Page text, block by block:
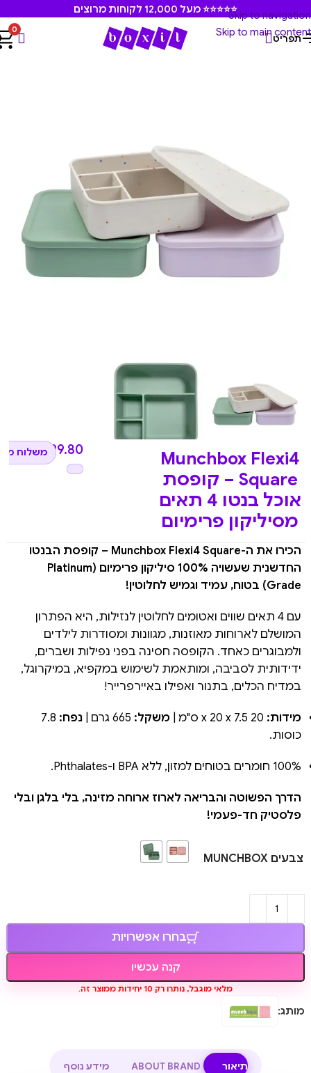
Skip to navigation
Skip to main content
⭐⭐⭐⭐⭐ מעל 12,000 לקוחות מרוצים
תפריט
0
עמוד הבית קופסאות אוכל/קופסאות אוכל לעבודה ולמתבגרים
Munchbox Flexi4
Square – קופסת
אוכל בנטו 4 תאים
מסיליקון פרימיום
₪199.80משלוח
הכירו את ה-Munchbox Flexi4 Square – קופסת הבנטו
החדשנית שעשויה 100% סיליקון פרימיום (Platinum
Grade) בטוח, עמיד וגמיש לחלוטין!
עם 4 תאים שווים ואטומים לחלוטין לנזילות, היא הפתרון
המושלם לארוחות מאוזנות, מגוונות ומסודרות לילדים
ולמבוגרים כאחד. הקופסה חסינה בפני נפילות ושברים,
ידידותית לסביבה, ומותאמת לשימוש במקפיא, במיקרוגל,
במדיח הכלים, בתנור ואפילו באיירפרייר!
מידות: משקל: נפח: 7.8
כוסות.
100% חומרים בטוחים למזון, ללא BPA ו-Phthalates.
הדרך הפשוטה והבריאה לארוז ארוחה מזינה, בלי בלגן ובלי
פלסטיק חד-פעמי!
צבעים MUNCHBOX
בחרו אפשרויות
קנה עכשיו
מלאי מוגבל, נותרו רק 10 יחידות ממוצר זה.
מותג:
תיאור ABOUT BRAND מידע נוסף